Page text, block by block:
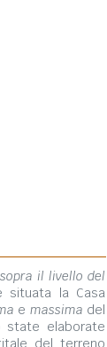
il livello del
la Casa
e massima del
state elaborate
del terreno